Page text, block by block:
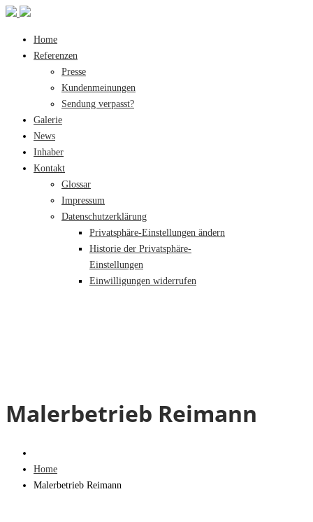
Home
Referenzen
Presse
Kundenmeinungen
Sendung verpasst?
Galerie
News
Inhaber
Kontakt
Glossar
Impressum
Datenschutzerklärung
Privatsphäre-Einstellungen ändern
Historie der Privatsphäre-
Einstellungen
Einwilligungen widerrufen
Malerbetrieb Reimann
Home
Malerbetrieb Reimann